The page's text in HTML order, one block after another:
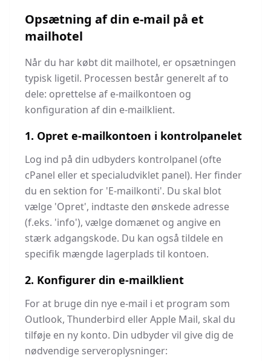
Opsætning af din e-mail på et
mailhotel
Når du har købt dit mailhotel, er opsætningen
typisk ligetil. Processen består generelt af to
dele: oprettelse af e-mailkontoen og
konfiguration af din e-mailklient.
1. Opret e-mailkontoen i kontrolpanelet
Log ind på din udbyders kontrolpanel (ofte
cPanel eller et specialudviklet panel). Her finder
du en sektion for 'E-mailkonti'. Du skal blot
vælge 'Opret', indtaste den ønskede adresse
(f.eks. 'info'), vælge domænet og angive en
stærk adgangskode. Du kan også tildele en
specifik mængde lagerplads til kontoen.
2. Konfigurer din e-mailklient
For at bruge din nye e-mail i et program som
Outlook, Thunderbird eller Apple Mail, skal du
tilføje en ny konto. Din udbyder vil give dig de
nødvendige serveroplysninger: